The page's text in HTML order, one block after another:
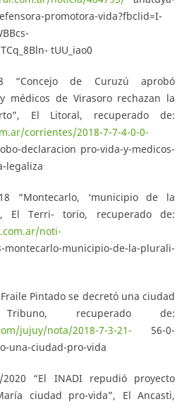
promotora-vida?fbclid=I-
tUU_iao0
“Concejo de Curuzú aprobó
médicos de Virasoro rechazan la
El Litoral, recuperado de:
corrientes/2018-7-7-4-0-0-
declaracion pro-vida-y-medicos-
legaliza
“Montecarlo, ‘municipio de la
El Terri- torio, recuperado de:
noti-
montecarlo-municipio-de-la-plurali-
Pintado se decretó una ciudad
recuperado de:
jujuy/nota/2018-7-3-21- 56-0-
una-ciudad-pro-vida
2020 “El INADI repudió proyecto
ciudad pro-vida”, El Ancasti,